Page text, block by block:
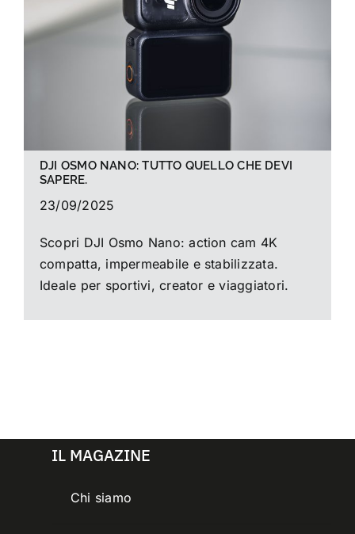
La foto del mese
DJI OSMO NANO: TUTTO QUELLO CHE DEVI
SAPERE.
23/09/2025
Scopri DJI Osmo Nano: action cam 4K
compatta, impermeabile e stabilizzata.
Ideale per sportivi, creator e viaggiatori.
IL MAGAZINE
Chi siamo